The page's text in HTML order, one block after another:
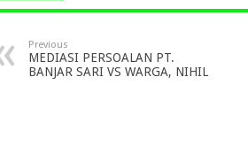
Previous
MEDIASI PERSOALAN PT.
BANJAR SARI VS WARGA, NIHIL